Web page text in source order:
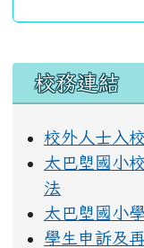
左邊區域內容
校務連結
校外人士入
太巴塱國小
法
太巴塱國小
學生申訴及